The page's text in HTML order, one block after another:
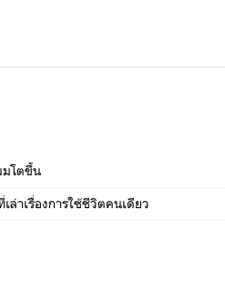
มโตขึ้น
ล่าเรื่องการใช้ชีวิตคนเดียว